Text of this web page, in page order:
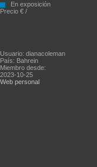
En exposición
Precio € /
Usuario: dianacoleman
País: Bahrein
Miembro desde:
2023-10-25
Web personal